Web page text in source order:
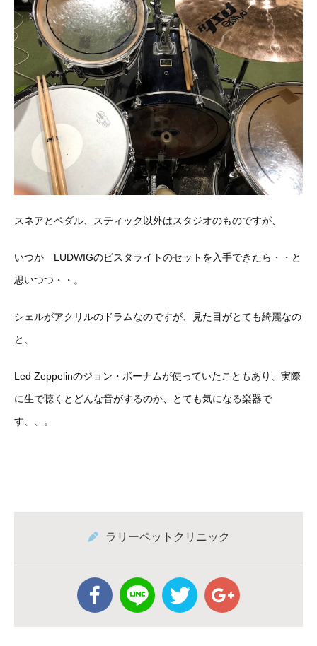
スネアとペダル、スティック以外はスタジオのものですが、
いつか LUDWIGのビスタライトのセットを入手できたら・・と
思いつつ・・。
シェルがアクリルのドラムなのですが、見た目がとても綺麗なの
と、
Led Zeppelinのジョン・ボーナムが使っていたこともあり、実際
に生で聴くとどんな音がするのか、とても気になる楽器で
す、、。
ラリーペットクリニック